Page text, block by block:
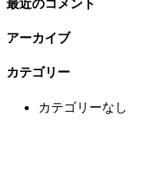
アーカイブ
カテゴリー
カテゴリーなし